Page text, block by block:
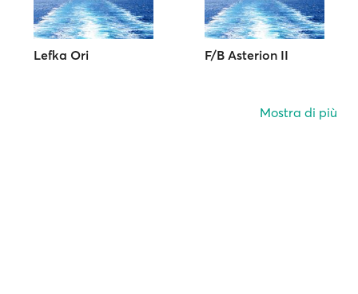
Lefka Ori F/B Asterion II
Mostra di più